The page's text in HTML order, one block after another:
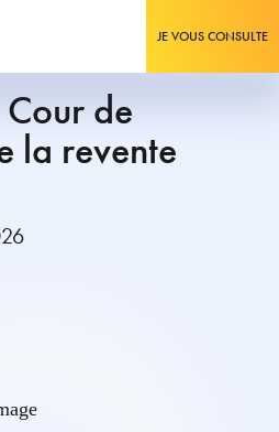
JE VOUS CONSULTE
de
la revente